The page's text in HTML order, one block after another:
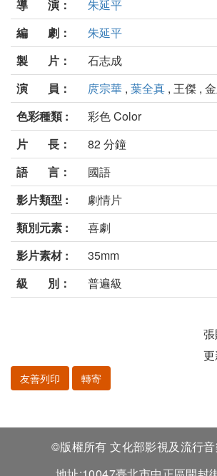
導 演：
朱延平
編 劇：
朱延平
製 片：
石志成
演 員：
庹宗華 , 葉全真 , 王傑 ,
色彩種類 :
彩色 Color
片 長：
82 分鐘
語 言：
國語
影片類型 :
劇情片
類別元素 :
喜劇
影片素材 :
35mm
級 別：
普遍級
友善列印 轉寄
©版權所有 文化部影視及流行